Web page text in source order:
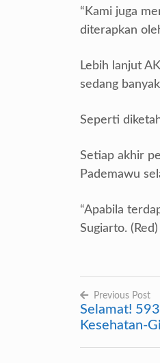
“Kami juga
diterapkan
Lebih lanjut
sedang
Seperti
Setiap akhir
Pademawu
“Apabila
Sugiarto. (Red)
Navigasi
pos
Previous Post
Selamat!
Kesehatan-